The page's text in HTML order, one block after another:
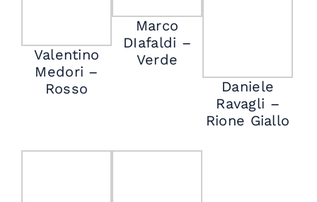
Valentino
Medori –
Rosso
Marco
DIafaldi –
Verde
Daniele
Ravagli –
Rione Giallo